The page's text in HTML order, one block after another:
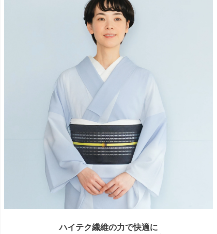
ハイテク繊維の力で快適に